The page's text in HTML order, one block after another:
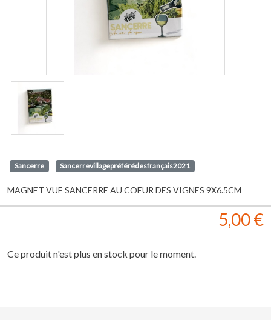
Sancerre Sancerrevillagepréférédesfrançais2021
MAGNET VUE SANCERRE AU COEUR DES VIGNES 9X6.5CM
5,00 €
Ce produit n'est plus en stock pour le moment.